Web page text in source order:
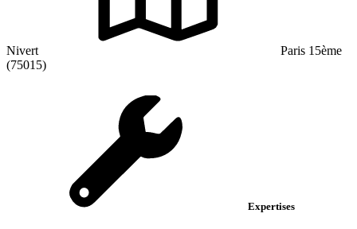
Nivert
Paris 15ème
(75015)
Expertises